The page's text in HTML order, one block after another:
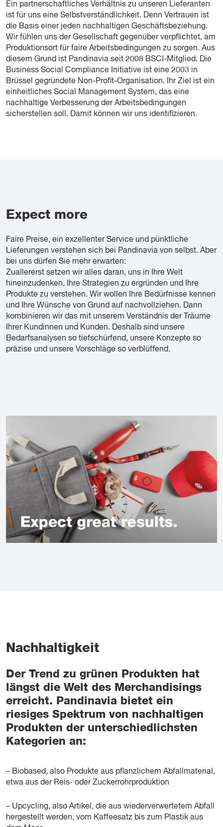
Ein partnerschaftliches Verhältnis zu unseren Lieferanten
ist für uns eine Selbstverständlichkeit. Denn Vertrauen ist
die Basis einer jeden nachhaltigen Geschäftsbeziehung.
Wir fühlen uns der Gesellschaft gegenüber verpflichtet, am
Produktionsort für faire Arbeitsbedingungen zu sorgen. Aus
diesem Grund ist Pandinavia seit 2008 BSCI-Mitglied. Die
Business Social Compliance Initiative ist eine 2003 in
Brüssel gegründete Non-Profit-Organisation. Ihr Ziel ist ein
einheitliches Social Management System, das eine
nachhaltige Verbesserung der Arbeitsbedingungen
sicherstellen soll. Damit können wir uns identifizieren.
Expect more
Faire Preise, ein exzellenter Service und pünktliche
Lieferungen verstehen sich bei Pandinavia von selbst. Aber
bei uns dürfen Sie mehr erwarten:
Zuallererst setzen wir alles daran, uns in Ihre Welt
hineinzudenken, Ihre Strategien zu ergründen und Ihre
Produkte zu verstehen. Wir wollen Ihre Bedürfnisse kennen
und Ihre Wünsche von Grund auf nachvollziehen. Dann
kombinieren wir das mit unserem Verständnis der Träume
Ihrer Kundinnen und Kunden. Deshalb sind unsere
Bedarfsanalysen so tiefschürfend, unsere Konzepte so
präzise und unsere Vorschläge so verblüffend.
Nachhaltigkeit
Der Trend zu grünen Produkten hat
längst die Welt des Merchandisings
erreicht. Pandinavia bietet ein
riesiges Spektrum von nachhaltigen
Produkten der unterschiedlichsten
Kategorien an:
– Biobased, also Produkte aus pflanzlichem Abfallmaterial,
etwa aus der Reis- oder Zuckerrohrproduktion
– Upcycling, also Artikel, die aus wiederverwertetem Abfall
hergestellt werden, vom Kaffeesatz bis zum Plastik aus